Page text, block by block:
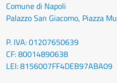
Comune di Napoli
Palazzo San Giacomo, Piazza
P. IVA: 01207650639
CF: 80014890638
LEI: 8156007FF4DEB97ABA09